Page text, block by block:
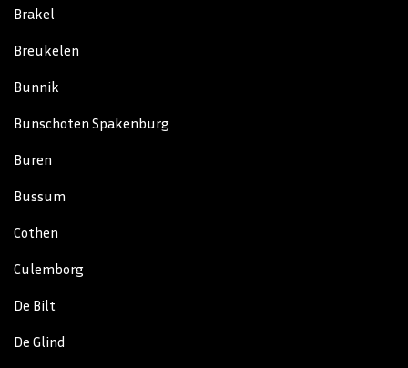
Brakel
Breukelen
Bunnik
Bunschoten Spakenburg
Buren
Bussum
Cothen
Culemborg
De Bilt
De Glind